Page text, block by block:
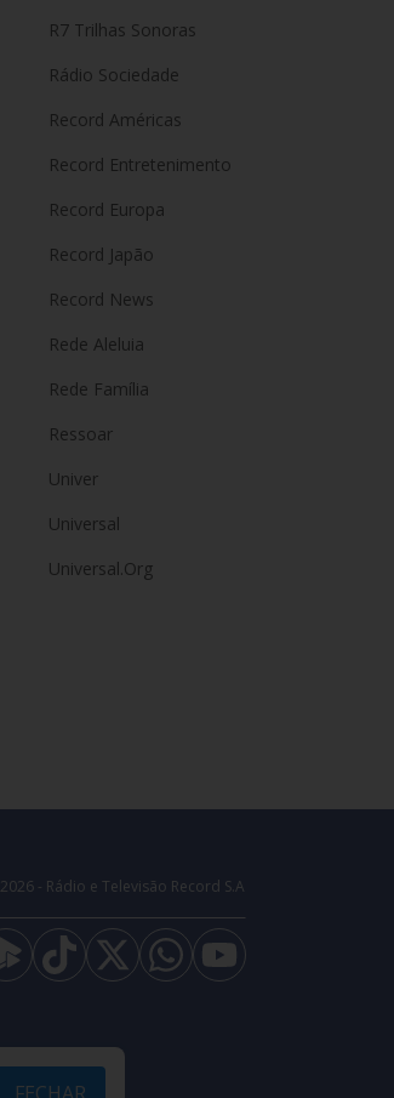
R7 Trilhas Sonoras
Rádio Sociedade
Record Américas
Record Entretenimento
Record Europa
Record Japão
Record News
Rede Aleluia
Rede Família
Ressoar
Univer
Universal
Universal.Org
2026 - Rádio e Televisão Record S.A